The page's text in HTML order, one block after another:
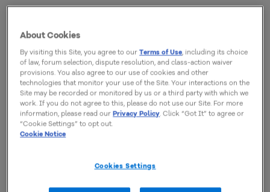
About Cookies
By visiting this Site, you agree to ourTerms of Use, including its choice
of law, forum selection, dispute resolution, and class-action waiver
provisions. You also agree to our use of cookies and other
technologies that monitor your use of the Site. Your interactions on the
Site may be recorded or monitored by us or a third party with which we
work. If you do not agree to this, please do not use our Site. For more
information, please read ourPrivacy Policy. Click “Got It” to agree or
“Cookie Settings” to opt out.
Cookie Notice
Cookies Settings